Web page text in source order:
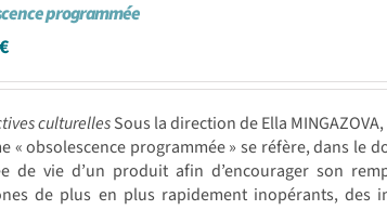
programmée
€
culturellesSous la direction de Ella
« obsolescence programmée » se réfère, dans le
de vie d’un produit afin d’encourager son
de plus en plus rapidement inopérants, des